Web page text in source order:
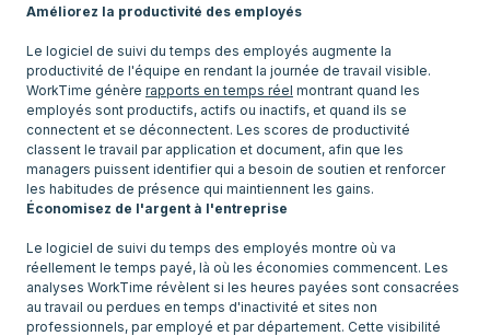
Améliorez la productivité des employés
Le logiciel de suivi du temps des employés augmente la
productivité de l'équipe en rendant la journée de travail visible.
WorkTime génère rapports en temps réel montrant quand les
employés sont productifs, actifs ou inactifs, et quand ils se
connectent et se déconnectent. Les scores de productivité
classent le travail par application et document, afin que les
managers puissent identifier qui a besoin de soutien et renforcer
les habitudes de présence qui maintiennent les gains.
Économisez de l'argent à l'entreprise
Le logiciel de suivi du temps des employés montre où va
réellement le temps payé, là où les économies commencent. Les
analyses WorkTime révèlent si les heures payées sont consacrées
au travail ou perdues en temps d'inactivité et sites non
professionnels, par employé et par département. Cette visibilité